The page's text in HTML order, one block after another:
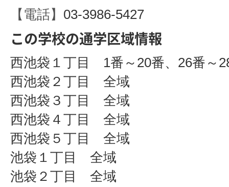
【電話】 03-3986-5427
この学校の通学区域情報
西池袋１丁目 1番～20番、26番～
西池袋２丁目 全域
西池袋３丁目 全域
西池袋４丁目 全域
西池袋５丁目 全域
池袋１丁目 全域
池袋２丁目 全域